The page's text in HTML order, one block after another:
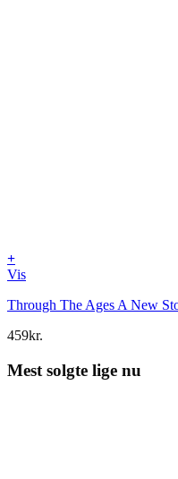
+
Vis
Through The Ages A New
459kr.
Mest solgte lige nu